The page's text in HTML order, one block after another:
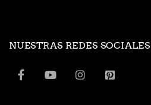
NUESTRAS REDES SOCIALES